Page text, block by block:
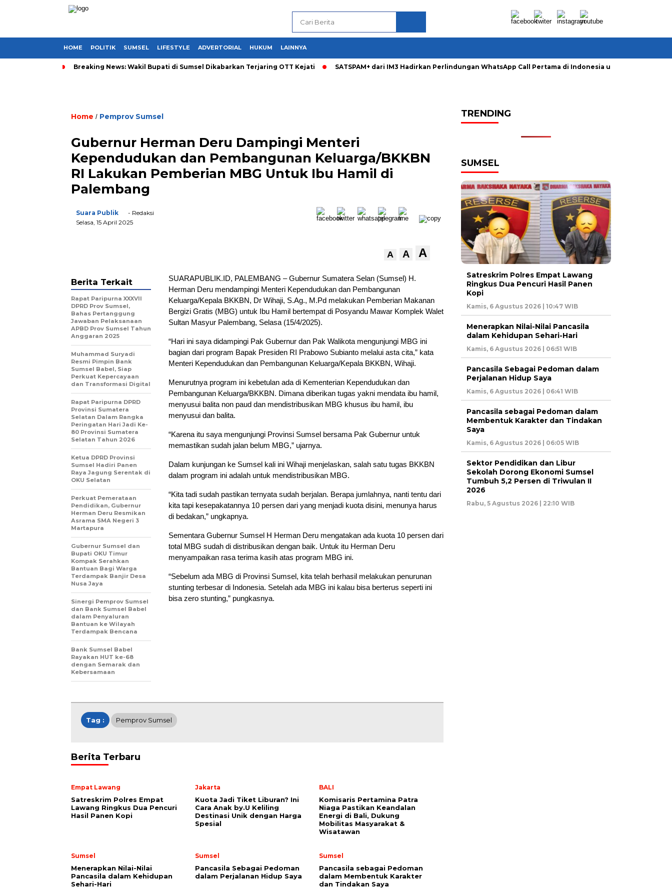
HOME POLITIK SUMSEL LIFESTYLE ADVERTORIAL HUKUM LAINNYA
Breaking News: Wakil Bupati di Sumsel Dikabarkan Terjaring OTT Kejati SATSPAM+ dari IM3 Hadirkan Perlindungan WhatsApp Call Pertama di Indonesia untuk Amankan
Home / Pemprov Sumsel
Gubernur Herman Deru Dampingi Menteri
Kependudukan dan Pembangunan Keluarga/BKKBN
RI Lakukan Pemberian MBG Untuk Ibu Hamil di
Palembang
Suara Publik
- Redaksi
Selasa, 15 April 2025
A A A
SUARAPUBLIK.ID, PALEMBANG – Gubernur Sumatera Selan (Sumsel) H.
Herman Deru mendampingi Menteri Kependudukan dan Pembangunan
Keluarga/Kepala BKKBN, Dr Wihaji, S.Ag., M.Pd melakukan Pemberian Makanan
Bergizi Gratis (MBG) untuk Ibu Hamil bertempat di Posyandu Mawar Komplek Walet
Sultan Masyur Palembang, Selasa (15/4/2025).
“Hari ini saya didampingi Pak Gubernur dan Pak Walikota mengunjungi MBG ini
bagian dari program Bapak Presiden RI Prabowo Subianto melalui asta cita,” kata
Menteri Kependudukan dan Pembangunan Keluarga/Kepala BKKBN, Wihaji.
Menurutnya program ini kebetulan ada di Kementerian Kependudukan dan
Pembangunan Keluarga/BKKBN. Dimana diberikan tugas yakni mendata ibu hamil,
menyusui balita non paud dan mendistribusikan MBG khusus ibu hamil, ibu
menyusui dan balita.
“Karena itu saya mengunjungi Provinsi Sumsel bersama Pak Gubernur untuk
memastikan sudah jalan belum MBG,” ujarnya.
Dalam kunjungan ke Sumsel kali ini Wihaji menjelaskan, salah satu tugas BKKBN
dalam program ini adalah untuk mendistribusikan MBG.
“Kita tadi sudah pastikan ternyata sudah berjalan. Berapa jumlahnya, nanti tentu dari
kita tapi kesepakatannya 10 persen dari yang menjadi kuota disini, menunya harus
di bedakan,” ungkapnya.
Sementara Gubernur Sumsel H Herman Deru mengatakan ada kuota 10 persen dari
total MBG sudah di distribusikan dengan baik. Untuk itu Herman Deru
menyampaikan rasa terima kasih atas program MBG ini.
“Sebelum ada MBG di Provinsi Sumsel, kita telah berhasil melakukan penurunan
stunting terbesar di Indonesia. Setelah ada MBG ini kalau bisa berterus seperti ini
bisa zero stunting,” pungkasnya.
Berita Terkait
Rapat Paripurna XXXVII
DPRD Prov Sumsel,
Bahas Pertanggung
Jawaban Pelaksanaan
APBD Prov Sumsel Tahun
Anggaran 2025
Muhammad Suryadi
Resmi Pimpin Bank
Sumsel Babel, Siap
Perkuat Kepercayaan
dan Transformasi Digital
Rapat Paripurna DPRD
Provinsi Sumatera
Selatan Dalam Rangka
Peringatan Hari Jadi Ke-
80 Provinsi Sumatera
Selatan Tahun 2026
Ketua DPRD Provinsi
Sumsel Hadiri Panen
Raya Jagung Serentak di
OKU Selatan
Perkuat Pemerataan
Pendidikan, Gubernur
Herman Deru Resmikan
Asrama SMA Negeri 3
Martapura
Gubernur Sumsel dan
Bupati OKU Timur
Kompak Serahkan
Bantuan Bagi Warga
Terdampak Banjir Desa
Nusa Jaya
Sinergi Pemprov Sumsel
dan Bank Sumsel Babel
dalam Penyaluran
Bantuan ke Wilayah
Terdampak Bencana
Bank Sumsel Babel
Rayakan HUT ke-68
dengan Semarak dan
Kebersamaan
Tag : Pemprov Sumsel
Berita Terbaru
Empat Lawang
Satreskrim Polres Empat
Lawang Ringkus Dua Pencuri
Hasil Panen Kopi
Jakarta
Kuota Jadi Tiket Liburan? Ini
Cara Anak by.U Keliling
Destinasi Unik dengan Harga
Spesial
BALI
Komisaris Pertamina Patra
Niaga Pastikan Keandalan
Energi di Bali, Dukung
Mobilitas Masyarakat &
Wisatawan
Sumsel
Menerapkan Nilai-Nilai
Pancasila dalam Kehidupan
Sehari-Hari
Sumsel
Pancasila Sebagai Pedoman
dalam Perjalanan Hidup Saya
Sumsel
Pancasila sebagai Pedoman
dalam Membentuk Karakter
dan Tindakan Saya
TRENDING
SUMSEL
Satreskrim Polres Empat Lawang
Ringkus Dua Pencuri Hasil Panen
Kopi
Kamis, 6 Agustus 2026 | 10:47 WIB
Menerapkan Nilai-Nilai Pancasila
dalam Kehidupan Sehari-Hari
Kamis, 6 Agustus 2026 | 06:51 WIB
Pancasila Sebagai Pedoman dalam
Perjalanan Hidup Saya
Kamis, 6 Agustus 2026 | 06:41 WIB
Pancasila sebagai Pedoman dalam
Membentuk Karakter dan Tindakan
Saya
Kamis, 6 Agustus 2026 | 06:05 WIB
Sektor Pendidikan dan Libur
Sekolah Dorong Ekonomi Sumsel
Tumbuh 5,2 Persen di Triwulan II
2026
Rabu, 5 Agustus 2026 | 22:10 WIB